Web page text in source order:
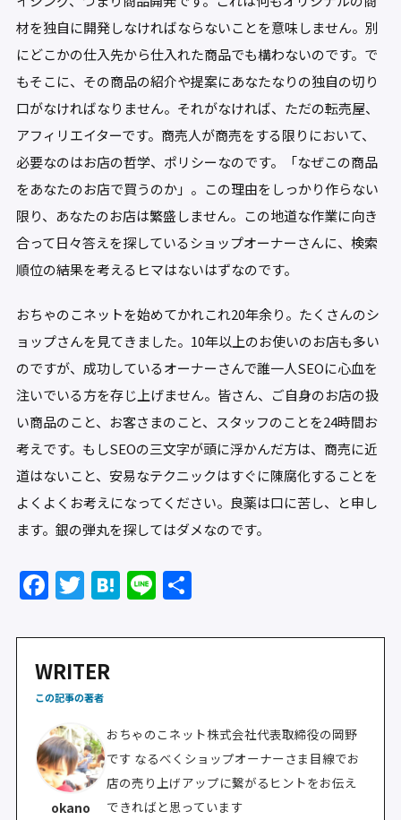
材を独自に開発しなければならないことを意味しません。別
にどこかの仕入先から仕入れた商品でも構わないのです。で
もそこに、その商品の紹介や提案にあなたなりの独自の切り
口がなければなりません。それがなければ、ただの転売屋、
アフィリエイターです。商売人が商売をする限りにおいて、
必要なのはお店の哲学、ポリシーなのです。「なぜこの商品
をあなたのお店で買うのか」。この理由をしっかり作らない
限り、あなたのお店は繁盛しません。この地道な作業に向き
合って日々答えを探しているショップオーナーさんに、検索
順位の結果を考えるヒマはないはずなのです。
おちゃのこネットを始めてかれこれ20年余り。たくさんのシ
ョップさんを見てきました。10年以上のお使いのお店も多い
のですが、成功しているオーナーさんで誰一人SEOに心血を
注いでいる方を存じ上げません。皆さん、ご自身のお店の扱
い商品のこと、お客さまのこと、スタッフのことを24時間お
考えです。もしSEOの三文字が頭に浮かんだ方は、商売に近
道はないこと、安易なテクニックはすぐに陳腐化することを
よくよくお考えになってください。良薬は口に苦し、と申し
ます。銀の弾丸を探してはダメなのです。
F
c
e
b
o
o
k
T
itt
er
H
e
Li
e
共
WRITER
この記事の著者
okano
おちゃのこネット株式会社代表取締役の岡野
です なるべくショップオーナーさま目線でお
店の売り上げアップに繋がるヒントをお伝え
できればと思っています